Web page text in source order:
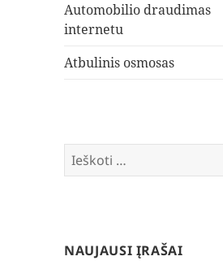
Automobilio draudimas
internetu
Atbulinis osmosas
Ieškoti:
NAUJAUSI ĮRAŠAI